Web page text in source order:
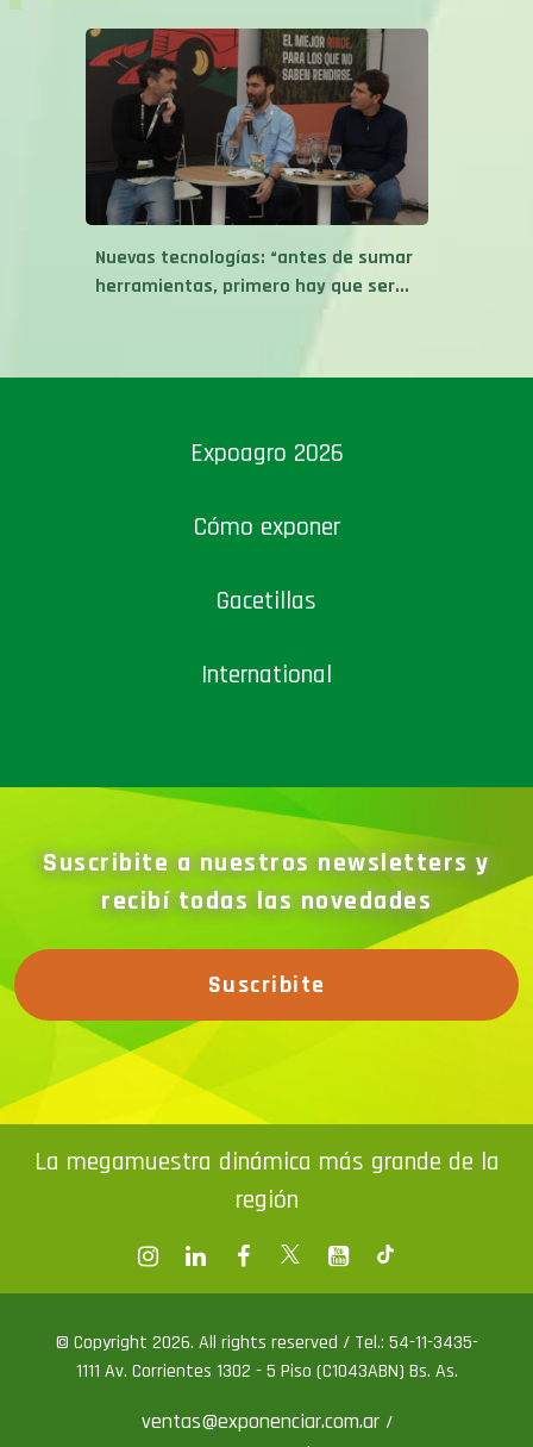
Nuevas tecnologías: “antes de sumar
herramientas, primero hay que ser...
Expoagro 2026
Cómo exponer
Gacetillas
International
Suscribite a nuestros newsletters y
recibí todas las novedades
Suscribite
La megamuestra dinámica más grande de la
región
© Copyright 2026. All rights reserved / Tel.: 54-11-3435-
1111 Av. Corrientes 1302 - 5 Piso (C1043ABN) Bs. As.
ventas@exponenciar.com.ar /